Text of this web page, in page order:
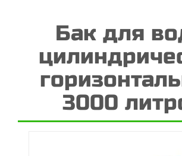
Бак для
3000